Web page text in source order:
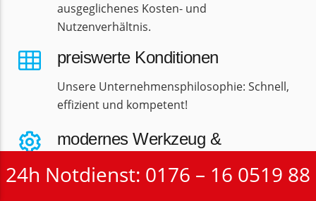
ausgeglichenes Kosten- und
Nutzenverhältnis.
preiswerte Konditionen
Unsere Unternehmensphilosophie: Schnell,
effizient und kompetent!
modernes Werkzeug &
24h Notdienst: 0176 – 16 0519 88